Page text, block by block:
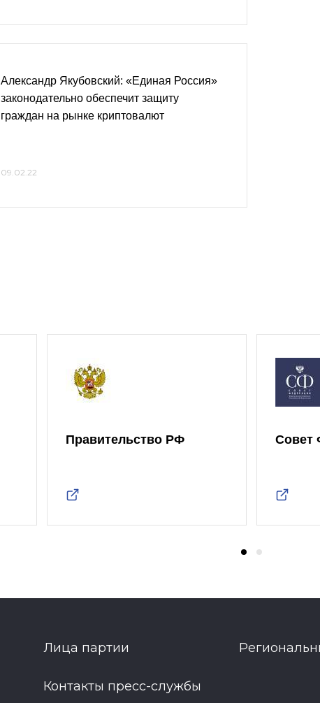
Александр Якубовский: «Единая Россия»
законодательно обеспечит защиту
граждан на рынке криптовалют
09.02.22
Правительство РФ Совет
Лица партии
Контакты пресс-службы